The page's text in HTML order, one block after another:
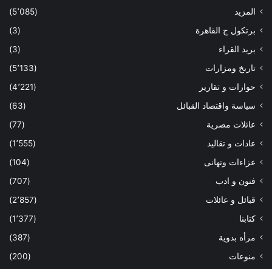
المزيد
(5٬085)
برتكول ج القاهرة
(3)
بريد القراء
(3)
تاريخ ومزارات
(5٬133)
حوارات و تقارير
(4٬221)
سياسة واقتصاد القبائل
(63)
عائلات مصرية
(77)
عادات و تقاليد
(1٬555)
عزاءات وتهانى
(104)
فنون و ادب
(707)
قبائل و عائلات
(2٬857)
كتابنا
(1٬377)
مرأه بدوية
(387)
منوعات
(200)